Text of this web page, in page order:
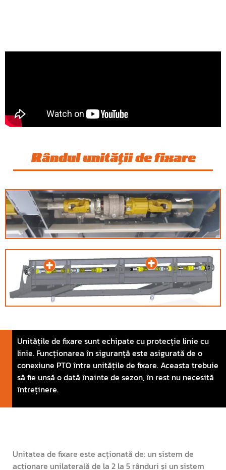
Rândul unității de fixare
Unitățile de fixare sunt echipate cu protecție linie cu
linie. Funcționarea în siguranță este asigurată de o
conexiune PTO între unitățile de fixare. Aceasta trebuie
să fie unsă o dată înainte de sezon, în rest nu necesită
întreținere.
Unitatea de fixare este acționată de: un sistem de
acționare unilaterală de la 2 la 5 rânduri și un sistem